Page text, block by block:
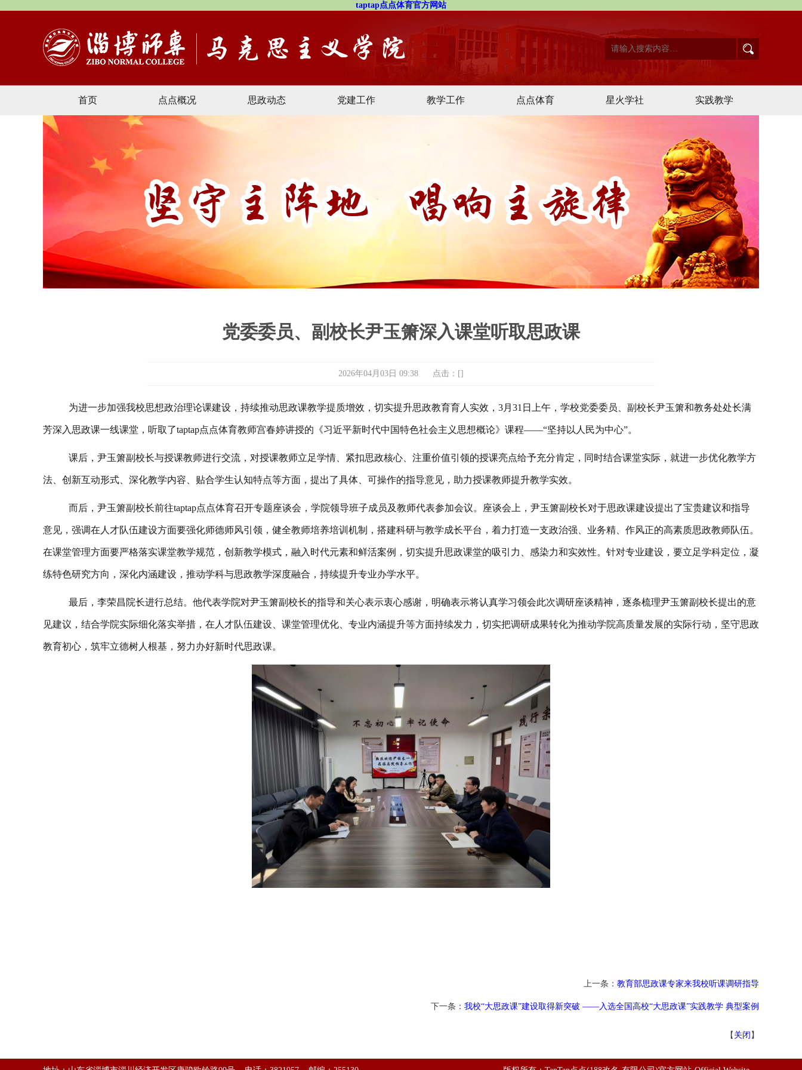
taptap点点体育官方网站
首页 点点概况 思政动态 党建工作 教学工作 点点体育 星火学社 实践教学
党委委员、副校长尹玉箫深入课堂听取思政课
2026年04月03日 09:38 点击：[]
为进一步加强我校思想政治理论课建设，持续推动思政课教学提质增效，切实提升思政教育育人实效， 3月 31 日上午，学校党委委员、副校长尹玉箫和教务处处长满
芳深入思政课一线课堂，听取了taptap点点体育教师宫春婷讲授的《习近平新时代中国特色社会主义思想概论》课程——“坚持以人民为中心”。
课后，尹玉箫副校长与授课教师进行交流，对授课教师立足学情、紧扣思政核心、注重价值引领的授课亮点给予充分肯定，同时结合课堂实际，就进一步优化教学方
法、创新互动形式、深化教学内容、贴合学生认知特点等方面，提出了具体、可操作的指导意见，助力授课教师提升教学实效。
而后，尹玉箫副校长前往taptap点点体育召开专题座谈会，学院领导班子成员及教师代表参加会议。座谈会上，尹玉箫副校长对于思政课建设提出了宝贵建议和指导
意见，强调在人才队伍建设方面要强化师德师风引领，健全教师培养培训机制，搭建科研与教学成长平台，着力打造一支政治强、业务精、作风正的高素质思政教师队伍。
在课堂管理方面要严格落实课堂教学规范，创新教学模式，融入时代元素和鲜活案例，切实提升思政课堂的吸引力、感染力和实效性。针对专业建设，要立足学科定位，凝
练特色研究方向，深化内涵建设，推动学科与思政教学深度融合，持续提升专业办学水平。
最后，李荣昌院长进行总结。他代表学院对尹玉箫副校长的指导和关心表示衷心感谢，明确表示将认真学习领会此次调研座谈精神，逐条梳理尹玉箫副校长提出的意
见建议，结合学院实际细化落实举措，在人才队伍建设、课堂管理优化、专业内涵提升等方面持续发力，切实把调研成果转化为推动学院高质量发展的实际行动，坚守思政
教育初心，筑牢立德树人根基，努力办好新时代思政课。
上一条： 教育部思政课专家来我校听课调研指导
下一条： 我校“大思政课”建设取得新突破 ——入选全国高校“大思政课”实践教学 典型案例
【 关闭 】